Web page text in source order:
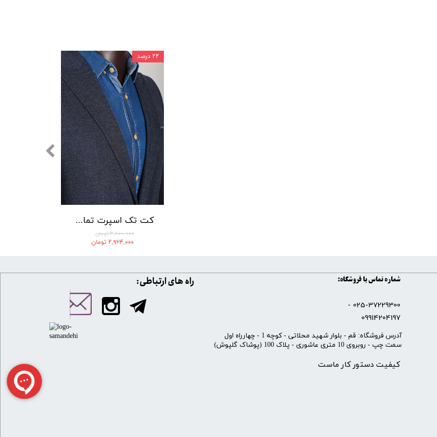
کت تک اسپرت تمام کش لومنز 002
۳,۸۰۰,۰۰۰ تومان
۲,۹۶۴,۰۰۰ تومان
۲۲ درصد
شماره تماس با فروشگاه:
025-37229300 -
09914204197
کیفیت دستور کار ماست
​آدرس فروشگاه: قم - بلوار شهید محلاتی - کوچه 1 - چهارراه اول
سمت چپ - روبروی 10 متری عاشوری - پلاک 100 (پوشاک گلپوش)
​​راه های ارتباطی: